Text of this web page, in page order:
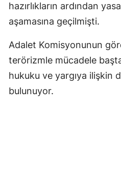
hazırlıkların ardından
aşamasına geçilmişti.
Adalet Komisyonunun
terörizmle mücadele
hukuku ve yargıya ilişkin
bulunuyor.